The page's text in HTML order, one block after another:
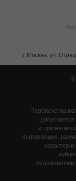
г. Москва, ул.
©
Перепечатка
и при
Информация,
характер и
положениями